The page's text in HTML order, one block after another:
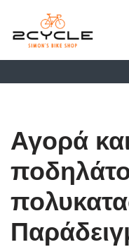
περιεχόμενο
Μεταπηδήστε
Αγορά